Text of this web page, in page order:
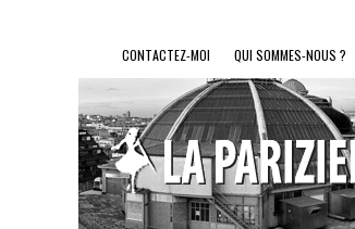
CONTACTEZ-MOI QUI SOMMES-NOUS ?